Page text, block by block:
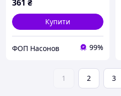
361 ₴
Купити
ФОП Насонов 99%
1 2 3